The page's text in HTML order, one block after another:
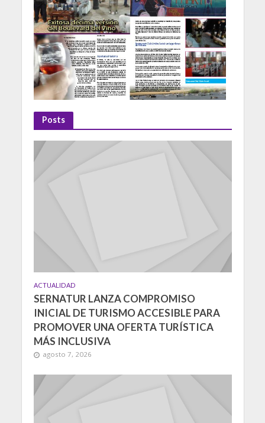
Posts
ACTUALIDAD
SERNATUR LANZA COMPROMISO
INICIAL DE TURISMO ACCESIBLE PARA
PROMOVER UNA OFERTA TURÍSTICA
MÁS INCLUSIVA
agosto 7, 2026